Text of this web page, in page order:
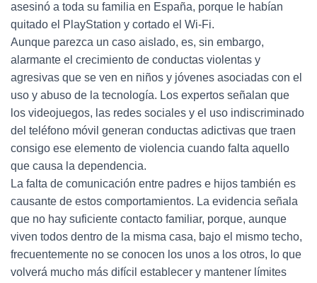
asesinó a toda su familia en España, porque le habían
quitado el PlayStation y cortado el Wi-Fi.
Aunque parezca un caso aislado, es, sin embargo,
alarmante el crecimiento de conductas violentas y
agresivas que se ven en niños y jóvenes asociadas con el
uso y abuso de la tecnología. Los expertos señalan que
los videojuegos, las redes sociales y el uso indiscriminado
del teléfono móvil generan conductas adictivas que traen
consigo ese elemento de violencia cuando falta aquello
que causa la dependencia.
La falta de comunicación entre padres e hijos también es
causante de estos comportamientos. La evidencia señala
que no hay suficiente contacto familiar, porque, aunque
viven todos dentro de la misma casa, bajo el mismo techo,
frecuentemente no se conocen los unos a los otros, lo que
volverá mucho más difícil establecer y mantener límites